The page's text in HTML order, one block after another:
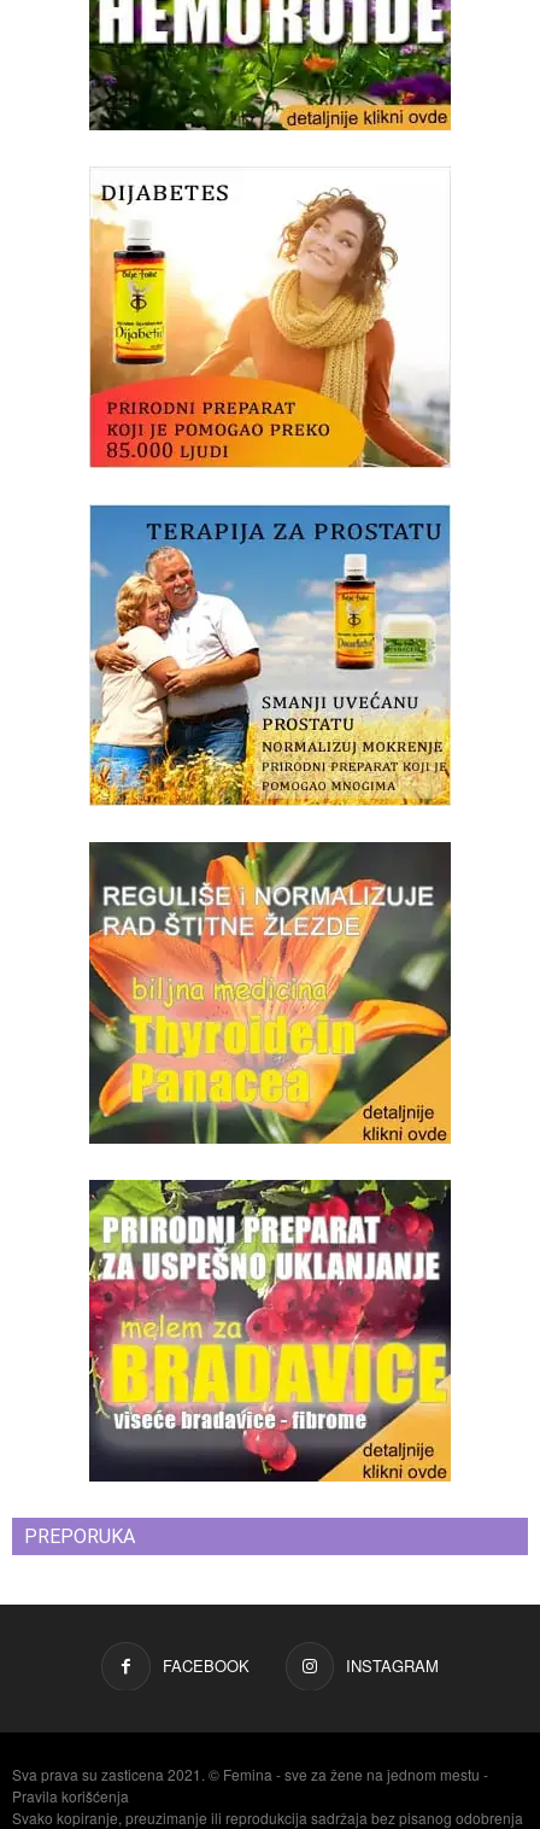
PREPORUKA
FACEBOOK INSTAGRAM
Sva prava su zasticena 2021. © Femina - sve za žene na jednom mestu -
Pravila korišćenja
Svako kopiranje, preuzimanje ili reprodukcija sadržaja bez pisanog odobrenja